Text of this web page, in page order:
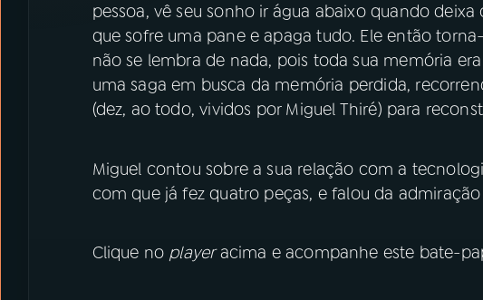
pessoa, vê seu sonho ir água abaixo quando
que sofre uma pane e apaga tudo. Ele então
não se lembra de nada, pois toda sua memória
uma saga em busca da memória perdida,
(dez, ao todo, vividos por Miguel Thiré) para
Miguel contou sobre a sua relação com a
com que já fez quatro peças, e falou da
Clique no playeracima e acompanhe este bate-